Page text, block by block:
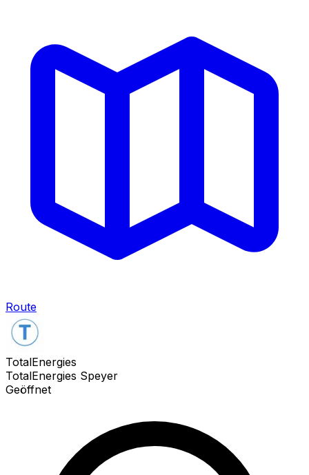
Route
TotalEnergies
TotalEnergies Speyer
Geöffnet